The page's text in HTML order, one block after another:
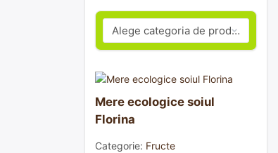
Mere ecologice soiul
Florina
Categorie: Fructe